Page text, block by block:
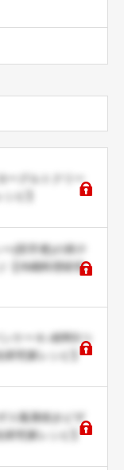
ーグルトクリー
ピ】
(田芋煮)の和テ
【沖縄料理研究
ケーキ♪材料5つ
研究家レシピ】
ス風薄焼きピザ
研究家レシピ】